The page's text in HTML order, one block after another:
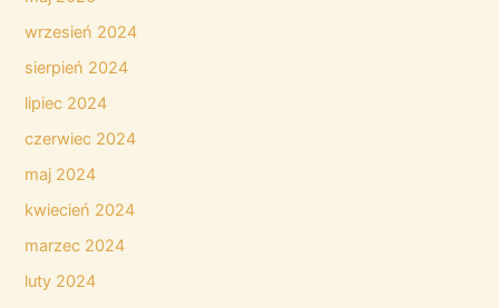
wrzesień 2024
sierpień 2024
lipiec 2024
czerwiec 2024
maj 2024
kwiecień 2024
marzec 2024
luty 2024